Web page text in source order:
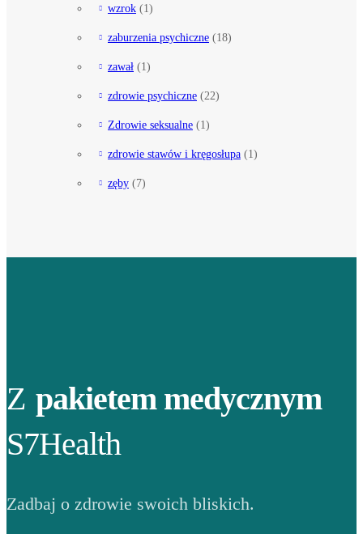
wzrok (1)
zaburzenia psychiczne (18)
zawał (1)
zdrowie psychiczne (22)
Zdrowie seksualne (1)
zdrowie stawów i kręgosłupa (1)
zęby (7)
Z pakietem medycznym
S7Health
Zadbaj o zdrowie swoich bliskich.